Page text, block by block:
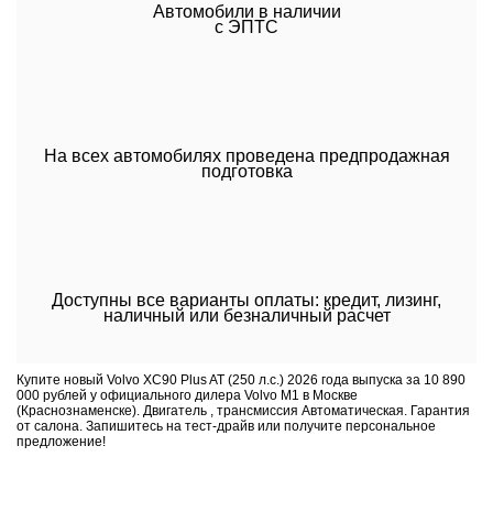
Автомобили в наличии
с ЭПТС
На всех автомобилях проведена предпродажная
подготовка
Доступны все варианты оплаты: кредит, лизинг,
наличный или безналичный расчет
Купите новый Volvo XC90 Plus AT (250 л.с.) 2026 года выпуска за 10 890
000 рублей у официального дилера Volvo M1 в Москве
(Краснознаменске). Двигатель , трансмиссия Автоматическая. Гарантия
от салона. Запишитесь на тест-драйв или получите персональное
предложение!